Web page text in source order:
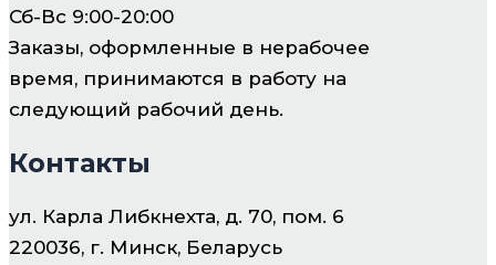
Сб-Вс 9:00-20:00
Заказы, оформленные в нерабочее
время, принимаются в работу на
следующий рабочий день.
Контакты
ул. Карла Либкнехта, д. 70, пом. 6
220036, г. Минск, Беларусь